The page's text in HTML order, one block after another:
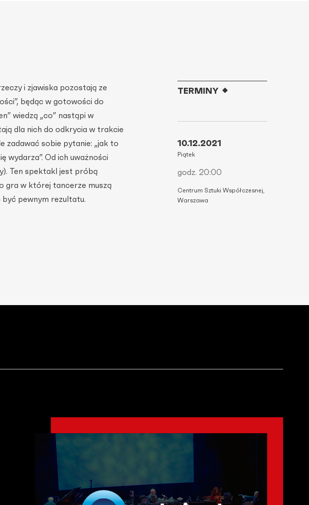
i zjawiska pozostają ze
będąc w gotowości do
wiedzą „co” nastąpi w
dla nich do odkrycia w trakcie
zadawać sobie pytanie: „jak to
wydarza”. Od ich uważności
Ten spektakl jest próbą
gra w której tancerze muszą
pewnym rezultatu.
TERMINY
10.12.2021
Piątek
godz. 20:00
Centrum Sztuki Współczesnej,
Warszawa